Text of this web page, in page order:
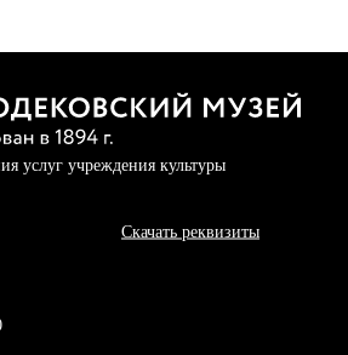
услуг учреждения культуры
Скачать реквизиты
Пн: Выходной
последняя пятница